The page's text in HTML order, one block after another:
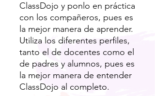
ClassDojo y ponlo en práctica
con los compañeros, pues es
la mejor manera de aprender.
Utiliza los diferentes perfiles,
tanto el de docentes como el
de padres y alumnos, pues es
la mejor manera de entender
ClassDojo al completo.